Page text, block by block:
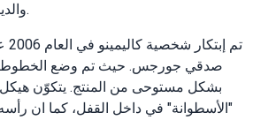
والديناميكية الغير متناهي.
صدقي جورجس. حيث تم وضع الخطوط
بشكل مستوحى من المنتج. يتكوّن
"الأسطوانة" في داخل القفل، كما ان